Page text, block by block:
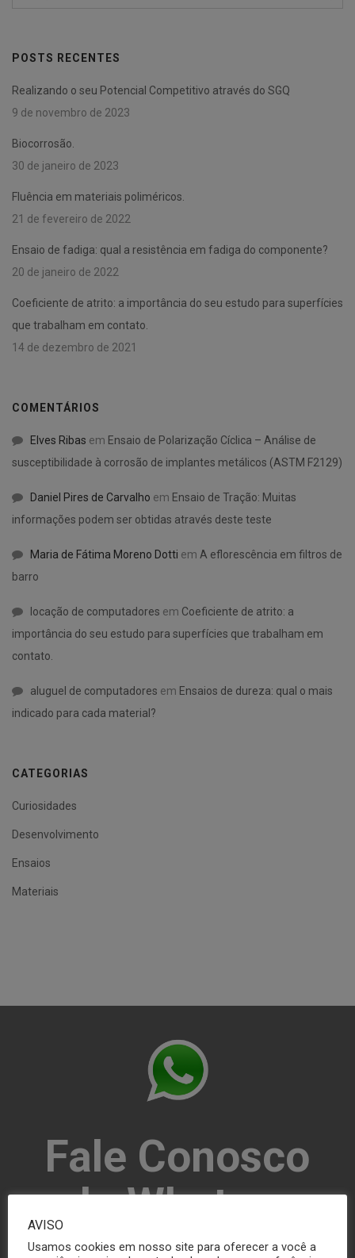
POSTS RECENTES
Realizando o seu Potencial Competitivo através do SGQ
9 de novembro de 2023
Biocorrosão.
30 de janeiro de 2023
Fluência em materiais poliméricos.
21 de fevereiro de 2022
Ensaio de fadiga: qual a resistência em fadiga do componente?
20 de janeiro de 2022
Coeficiente de atrito: a importância do seu estudo para superfícies
que trabalham em contato.
14 de dezembro de 2021
COMENTÁRIOS
Elves Ribas em Ensaio de Polarização Cíclica – Análise de
susceptibilidade à corrosão de implantes metálicos (ASTM F2129)
Daniel Pires de Carvalho em Ensaio de Tração: Muitas
informações podem ser obtidas através deste teste
Maria de Fátima Moreno Dotti em A eflorescência em filtros de
barro
locação de computadores em Coeficiente de atrito: a
importância do seu estudo para superfícies que trabalham em
contato.
aluguel de computadores em Ensaios de dureza: qual o mais
indicado para cada material?
CATEGORIAS
Curiosidades
Desenvolvimento
Ensaios
Materiais
Fale Conosco
pelo Whatsapp
AVISO
Usamos cookies em nosso site para oferecer a você a